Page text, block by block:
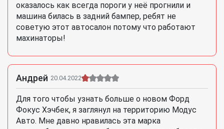
оказалось как всегда пороги у неё прогнили и
машина билась в задний бампер, ребят не
советую этот автосалон потому что работают
махинаторы!
Андрей 20.04.2022
Для того чтобы узнать больше о новом Форд
Фокус Хэчбек, я заглянул на территорию Модус
Авто. Мне давно нравилась эта марка